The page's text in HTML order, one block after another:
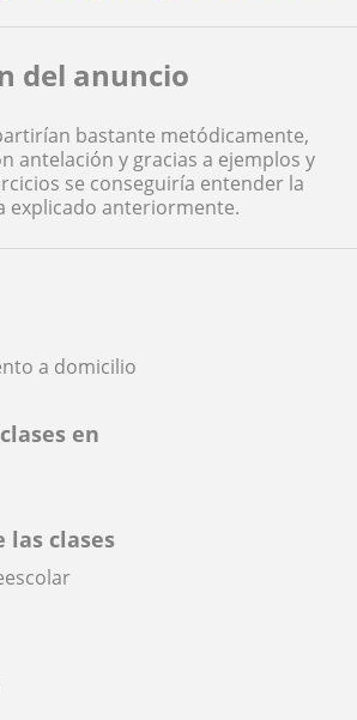
a domicilio
en
las clases
del anuncio
bastante metódicamente,
antelación y gracias a ejemplos y
se conseguiría entender la
explicado anteriormente.